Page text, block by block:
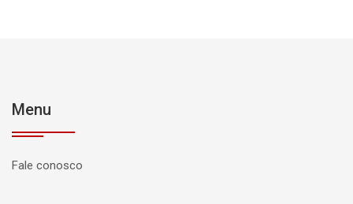
Menu
Fale conosco